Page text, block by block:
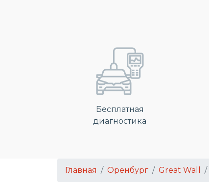
Бесплатная
диагностика
Главная Оренбург Great Wall